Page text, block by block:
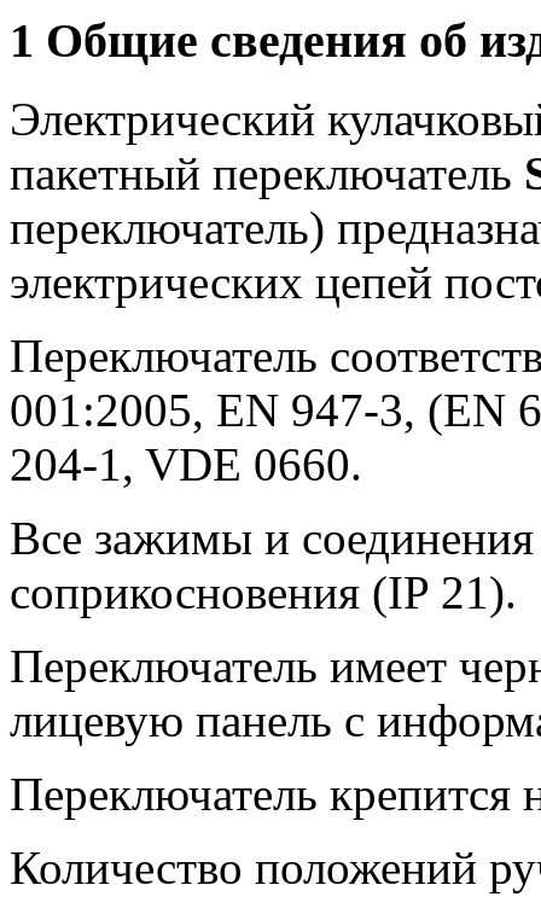
1 Общие сведения об
Электрический
пакетный переключатель
переключатель)
электрических цепей
Переключатель
001:2005, EN 947-3, (EN
204-1, VDE 0660.
Все зажимы и
соприкосновения (IP 21).
Переключатель имеет
лицевую панель с
Переключатель
Количество положений